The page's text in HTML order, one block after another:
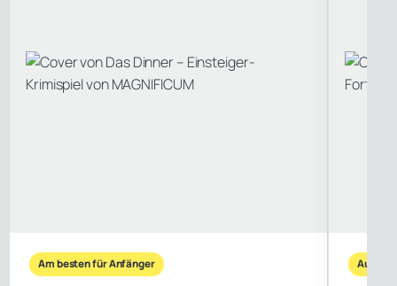
Am besten für Anfänger